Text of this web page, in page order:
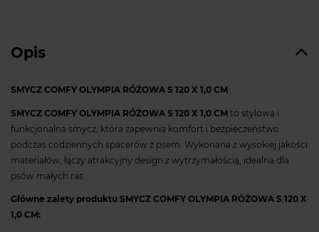
Opis
SMYCZ COMFY OLYMPIA RÓŻOWA S 120 X 1,0 CM
SMYCZ COMFY OLYMPIA RÓŻOWA S 120 X 1,0 CM to stylowa i
funkcjonalna smycz, która zapewnia komfort i bezpieczeństwo
podczas codziennych spacerów z psem. Wykonana z wysokiej jakości
materiałów, łączy atrakcyjny design z wytrzymałością, idealna dla
psów małych ras.
Główne zalety produktu SMYCZ COMFY OLYMPIA RÓŻOWA S 120 X
1,0 CM: